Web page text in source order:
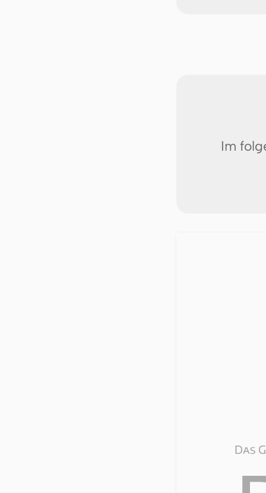
Im
Das